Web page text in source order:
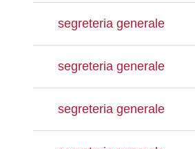
segreteria generale
segreteria generale
segreteria generale